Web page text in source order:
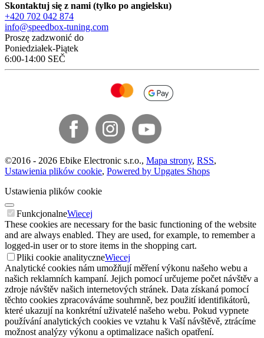
Skontaktuj się z nami (tylko po angielsku)
+420 702 042 874
info@speedbox-tuning.com
Proszę zadzwonić do
Poniedziałek-Piątek
6:00-14:00 SEČ
©2016 - 2026 Ebike Electronic s.r.o., Mapa strony, RSS,
Ustawienia plików cookie, Powered by Upgates Shops
Ustawienia plików cookie
FunkcjonalneWiecej
These cookies are necessary for the basic functioning of the website
and are always enabled. They are used, for example, to remember a
logged-in user or to store items in the shopping cart.
Pliki cookie analityczneWiecej
Analytické cookies nám umožňují měření výkonu našeho webu a
našich reklamních kampaní. Jejich pomocí určujeme počet návštěv a
zdroje návštěv našich internetových stránek. Data získaná pomocí
těchto cookies zpracováváme souhrnně, bez použití identifikátorů,
které ukazují na konkrétní uživatelé našeho webu. Pokud vypnete
používání analytických cookies ve vztahu k Vaší návštěvě, ztrácíme
možnost analýzy výkonu a optimalizace našich opatření.